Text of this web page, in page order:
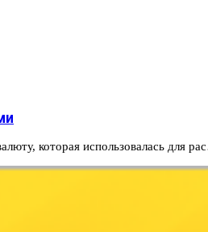
которая использовалась для